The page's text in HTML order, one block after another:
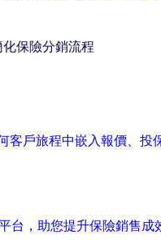
保險分銷流程
客戶旅程中嵌入報價、投
台，助您提升保險銷售成